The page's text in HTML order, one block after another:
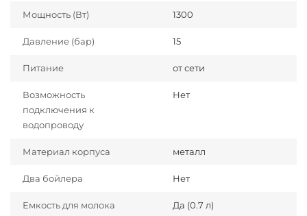
Мощность (Вт) 1300
Давление (бар) 15
Питание от сети
Возможность
подключения к
водопроводу
Нет
Материал корпуса металл
Два бойлера Нет
Емкость для молока Да (0.7 л)